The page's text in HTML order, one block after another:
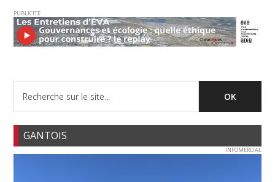
PUBLICITE
GANTOIS
INFOMERCIAL